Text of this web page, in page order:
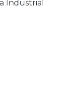
Industrial